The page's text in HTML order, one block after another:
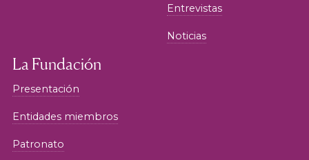
Entrevistas
Noticias
La Fundación
Presentación
Entidades miembros
Patronato